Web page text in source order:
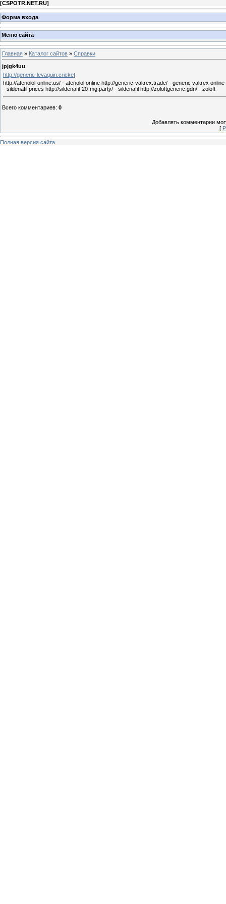
[CSPOTR.NET.RU]
Форма входа
Меню сайта
Главная » Каталог сайтов » Справки
jpjgk4uu
http://generic-levaquin.cricket
http://atenolol-online.us/ - atenolol online http://generic-valtrex.trade/ - generic valtrex
- sildenafil prices http://sildenafil-20-mg.party/ - sildenafil http://zoloftgeneric.gdn/ - zoloft
Всего комментариев: 0
Добавлять комментарии
[
Полная версия сайта